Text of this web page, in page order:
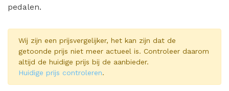
pedalen.
Wij zijn een prijsvergelijker, het kan zijn dat de
getoonde prijs niet meer actueel is. Controleer daarom
altijd de huidige prijs bij de aanbieder.
Huidige prijs controleren.